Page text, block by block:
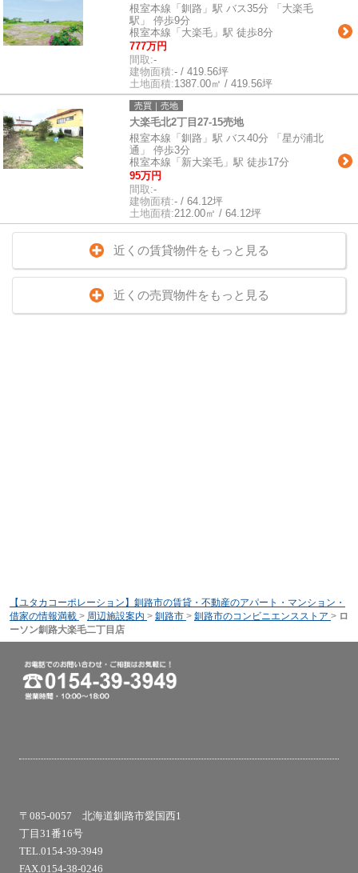
根室本線「釧路」駅 バス35分 「大楽毛
駅」 停歩9分
根室本線「大楽毛」駅 徒歩8分
777万円
間取:-
建物面積:- / 419.56坪
土地面積:1387.00㎡ / 419.56坪
売買｜売地
大楽毛北2丁目27-15売地
根室本線「釧路」駅 バス40分 「星が浦北
通」 停歩3分
根室本線「新大楽毛」駅 徒歩17分
95万円
間取:-
建物面積:- / 64.12坪
土地面積:212.00㎡ / 64.12坪
近くの賃貸物件をもっと見る
近くの売買物件をもっと見る
【ユタカコーポレーション】釧路市の賃貸・不動産のアパート・マンション・
借家の情報満載 > 周辺施設案内 > 釧路市 > 釧路市のコンビニエンスストア > ロ
ーソン釧路大楽毛二丁目店
〒085-0057 北海道釧路市愛国西1
丁目31番16号
TEL.0154-39-3949
FAX.0154-38-0246